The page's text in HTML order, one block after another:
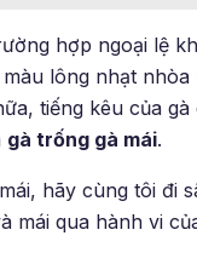
hợp ngoại lệ
lông nhạt
tiếng kêu của
gà trống gà mái.
hãy cùng tôi đi
mái qua hành vi